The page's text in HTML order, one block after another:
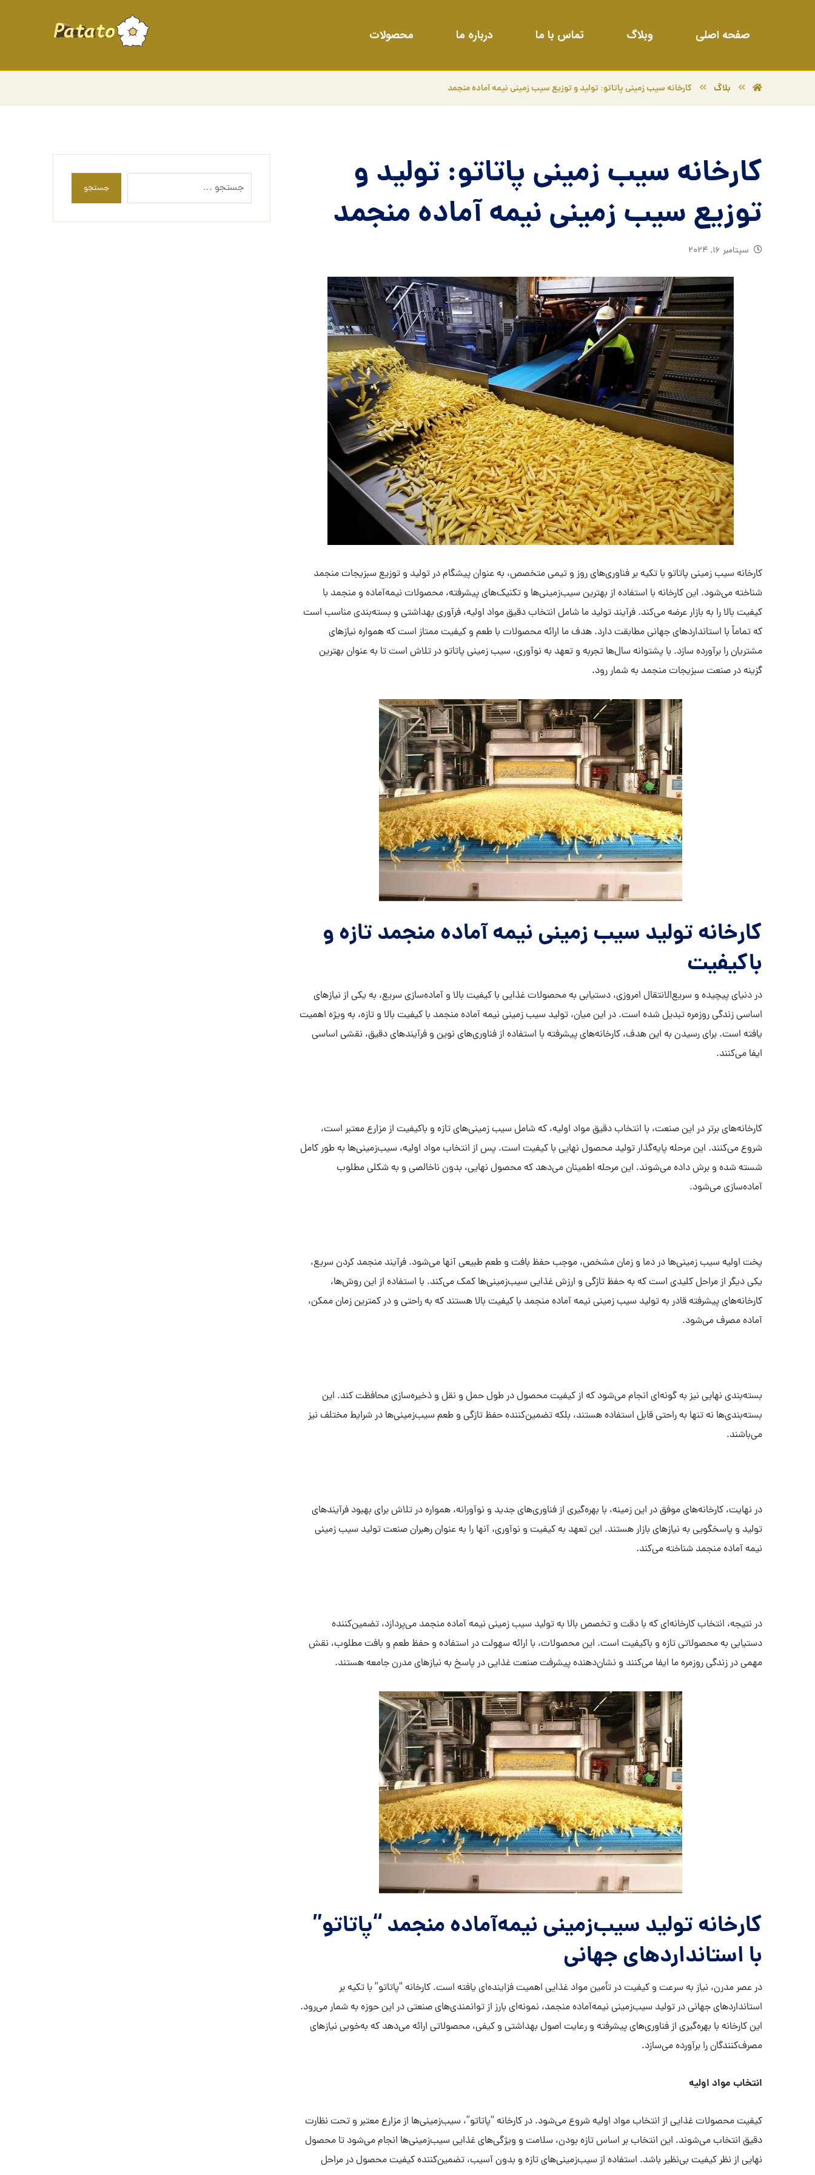
صفحه اصلی وبلاگ تماس با ما درباره ما محصولات
بلاگ کارخانه سیب زمینی پاتاتو: تولید و توزیع سیب زمینی نیمه آماده منجمد
کارخانه سیب زمینی پاتاتو: تولید و
توزیع سیب زمینی نیمه آماده منجمد
سپتامبر ۱۶, ۲۰۲۴
کارخانه سیب زمینی پاتاتو با تکیه بر فناوری‌های روز و تیمی متخصص، به عنوان پیشگام در تولید و توزیع سبزیجات منجمد
شناخته می‌شود. این کارخانه با استفاده از بهترین سیب‌زمینی‌ها و تکنیک‌های پیشرفته، محصولات نیمه‌آماده و منجمد با
کیفیت بالا را به بازار عرضه می‌کند. فرآیند تولید ما شامل انتخاب دقیق مواد اولیه، فرآوری بهداشتی و بسته‌بندی مناسب است
که تماماً با استانداردهای جهانی مطابقت دارد. هدف ما ارائه محصولات با طعم و کیفیت ممتاز است که همواره نیازهای
مشتریان را برآورده سازد. با پشتوانه سال‌ها تجربه و تعهد به نوآوری، سیب زمینی پاتاتو در تلاش است تا به عنوان بهترین
گزینه در صنعت سبزیجات منجمد به شمار رود.
کارخانه تولید سیب زمینی نیمه آماده منجمد تازه و
باکیفیت
در دنیای پیچیده و سریع‌الانتقال امروزی، دستیابی به محصولات غذایی با کیفیت بالا و آماده‌سازی سریع، به یکی از نیازهای
اساسی زندگی روزمره تبدیل شده است. در این میان، تولید سیب زمینی نیمه آماده منجمد با کیفیت بالا و تازه، به ویژه اهمیت
یافته است. برای رسیدن به این هدف، کارخانه‌های پیشرفته با استفاده از فناوری‌های نوین و فرآیندهای دقیق، نقشی اساسی
ایفا می‌کنند.
کارخانه‌های برتر در این صنعت، با انتخاب دقیق مواد اولیه، که شامل سیب زمینی‌های تازه و باکیفیت از مزارع معتبر است،
شروع می‌کنند. این مرحله پایه‌گذار تولید محصول نهایی با کیفیت است. پس از انتخاب مواد اولیه، سیب‌زمینی‌ها به طور کامل
شسته شده و برش داده می‌شوند. این مرحله اطمینان می‌دهد که محصول نهایی، بدون ناخالصی و به شکلی مطلوب
آماده‌سازی می‌شود.
پخت اولیه سیب زمینی‌ها در دما و زمان مشخص، موجب حفظ بافت و طعم طبیعی آنها می‌شود. فرآیند منجمد کردن سریع،
یکی دیگر از مراحل کلیدی است که به حفظ تازگی و ارزش غذایی سیب‌زمینی‌ها کمک می‌کند. با استفاده از این روش‌ها،
کارخانه‌های پیشرفته قادر به تولید سیب زمینی نیمه آماده منجمد با کیفیت بالا هستند که به راحتی و در کمترین زمان ممکن،
آماده مصرف می‌شود.
بسته‌بندی نهایی نیز به گونه‌ای انجام می‌شود که از کیفیت محصول در طول حمل و نقل و ذخیره‌سازی محافظت کند. این
بسته‌بندی‌ها نه تنها به راحتی قابل استفاده هستند، بلکه تضمین‌کننده حفظ تازگی و طعم سیب‌زمینی‌ها در شرایط مختلف نیز
می‌باشند.
در نهایت، کارخانه‌های موفق در این زمینه، با بهره‌گیری از فناوری‌های جدید و نوآورانه، همواره در تلاش برای بهبود فرآیندهای
تولید و پاسخگویی به نیازهای بازار هستند. این تعهد به کیفیت و نوآوری، آنها را به عنوان رهبران صنعت تولید سیب زمینی
نیمه آماده منجمد شناخته می‌کند.
در نتیجه، انتخاب کارخانه‌ای که با دقت و تخصص بالا به تولید سیب زمینی نیمه آماده منجمد می‌پردازد، تضمین‌کننده
دستیابی به محصولاتی تازه و باکیفیت است. این محصولات، با ارائه سهولت در استفاده و حفظ طعم و بافت مطلوب، نقش
مهمی در زندگی روزمره ما ایفا می‌کنند و نشان‌دهنده پیشرفت صنعت غذایی در پاسخ به نیازهای مدرن جامعه هستند.
کارخانه تولید سیب‌زمینی نیمه‌آماده منجمد “پاتاتو”
با استانداردهای جهانی
در عصر مدرن، نیاز به سرعت و کیفیت در تأمین مواد غذایی اهمیت فزاینده‌ای یافته است. کارخانه “پاتاتو” با تکیه بر
استانداردهای جهانی در تولید سیب‌زمینی نیمه‌آماده منجمد، نمونه‌ای بارز از توانمندی‌های صنعتی در این حوزه به شمار می‌رود.
این کارخانه با بهره‌گیری از فناوری‌های پیشرفته و رعایت اصول بهداشتی و کیفی، محصولاتی ارائه می‌دهد که به‌خوبی نیازهای
مصرف‌کنندگان را برآورده می‌سازد.
انتخاب مواد اولیه
کیفیت محصولات غذایی از انتخاب مواد اولیه شروع می‌شود. در کارخانه “پاتاتو”، سیب‌زمینی‌ها از مزارع معتبر و تحت نظارت
دقیق انتخاب می‌شوند. این انتخاب بر اساس تازه بودن، سلامت و ویژگی‌های غذایی سیب‌زمینی‌ها انجام می‌شود تا محصول
نهایی از نظر کیفیت بی‌نظیر باشد. استفاده از سیب‌زمینی‌های تازه و بدون آسیب، تضمین‌کننده کیفیت محصول در مراحل
جستجو